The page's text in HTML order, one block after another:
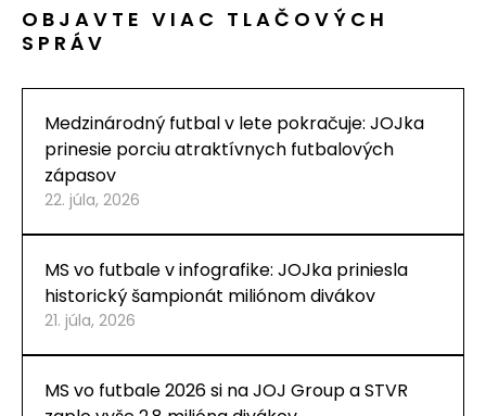
OBJAVTE VIAC TLAČOVÝCH
SPRÁV
Medzinárodný futbal v lete pokračuje: JOJka
prinesie porciu atraktívnych futbalových
zápasov
22. júla, 2026
MS vo futbale v infografike: JOJka priniesla
historický šampionát miliónom divákov
21. júla, 2026
MS vo futbale 2026 si na JOJ Group a STVR